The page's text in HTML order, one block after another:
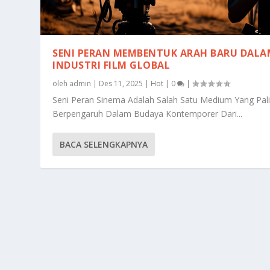
SENI PERAN MEMBENTUK ARAH BARU
INDUSTRI FILM GLOBAL
oleh admin Des 11, 2025 Hot 0 |
Seni Peran Sinema Adalah Salah Satu Medium Yang
Berpengaruh Dalam Budaya Kontemporer Dari...
BACA SELENGKAPNYA